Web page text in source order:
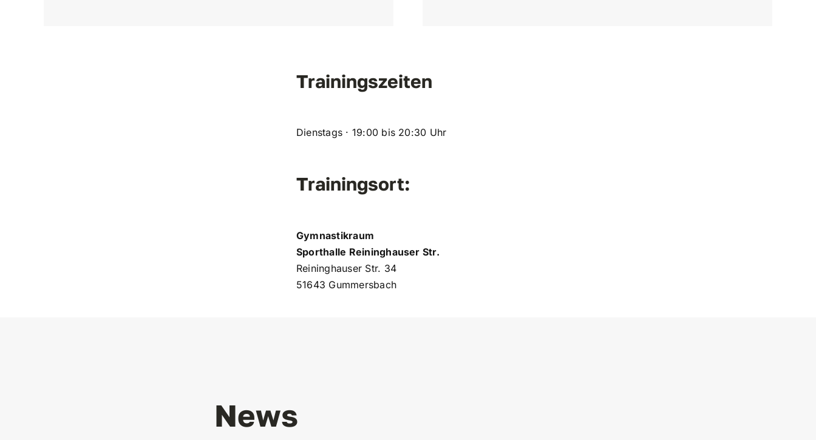
Trainingszeiten
Dienstags · 19:00 bis 20:30 Uhr
Trainingsort:
Gymnastikraum
Sporthalle Reininghauser Str.
Reininghauser Str. 34
51643 Gummersbach
News